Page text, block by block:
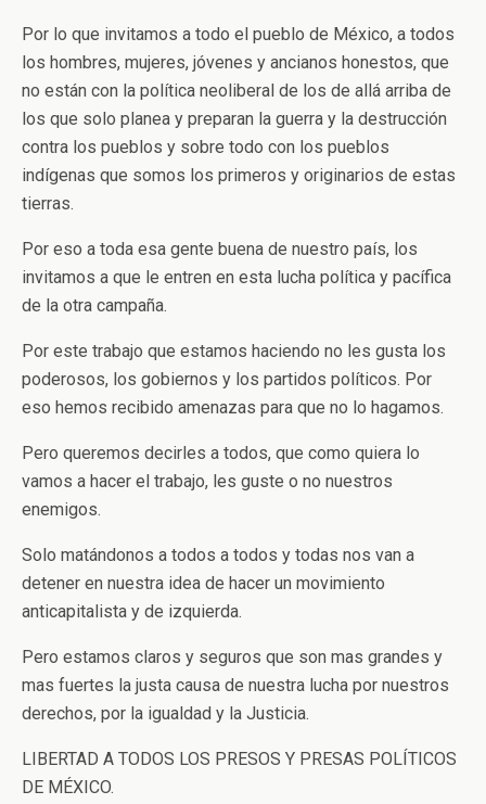
Por lo que invitamos a todo el pueblo de México, a todos
los hombres, mujeres, jóvenes y ancianos honestos, que
no están con la política neoliberal de los de allá arriba de
los que solo planea y preparan la guerra y la destrucción
contra los pueblos y sobre todo con los pueblos
indígenas que somos los primeros y originarios de estas
tierras.
Por eso a toda esa gente buena de nuestro país, los
invitamos a que le entren en esta lucha política y pacífica
de la otra campaña.
Por este trabajo que estamos haciendo no les gusta los
poderosos, los gobiernos y los partidos políticos. Por
eso hemos recibido amenazas para que no lo hagamos.
Pero queremos decirles a todos, que como quiera lo
vamos a hacer el trabajo, les guste o no nuestros
enemigos.
Solo matándonos a todos a todos y todas nos van a
detener en nuestra idea de hacer un movimiento
anticapitalista y de izquierda.
Pero estamos claros y seguros que son mas grandes y
mas fuertes la justa causa de nuestra lucha por nuestros
derechos, por la igualdad y la Justicia.
LIBERTAD A TODOS LOS PRESOS Y PRESAS POLÍTICOS
DE MÉXICO.